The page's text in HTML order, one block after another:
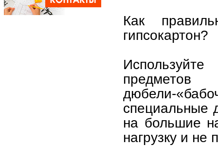
Как
гипсокартон?
дюбели-
специальные
на большие
нагрузку и